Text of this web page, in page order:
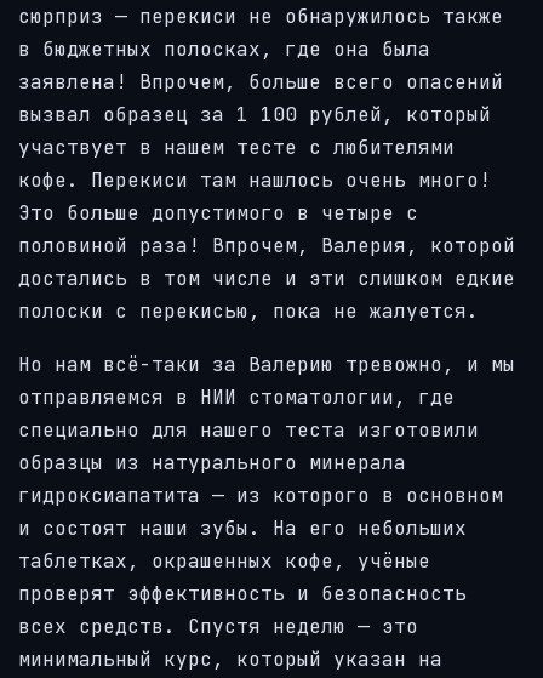
сюрприз — перекиси не обнаружилось также
в бюджетных полосках, где она была
заявлена! Впрочем, больше всего опасений
вызвал образец за 1 100 рублей, который
участвует в нашем тесте с любителями
кофе. Перекиси там нашлось очень много!
Это больше допустимого в четыре с
половиной раза! Впрочем, Валерия, которой
достались в том числе и эти слишком едкие
полоски с перекисью, пока не жалуется.
Но нам всё-таки за Валерию тревожно, и мы
отправляемся в НИИ стоматологии, где
специально для нашего теста изготовили
образцы из натурального минерала
гидроксиапатита — из которого в основном
и состоят наши зубы. На его небольших
таблетках, окрашенных кофе, учёные
проверят эффективность и безопасность
всех средств. Спустя неделю — это
минимальный курс, который указан на